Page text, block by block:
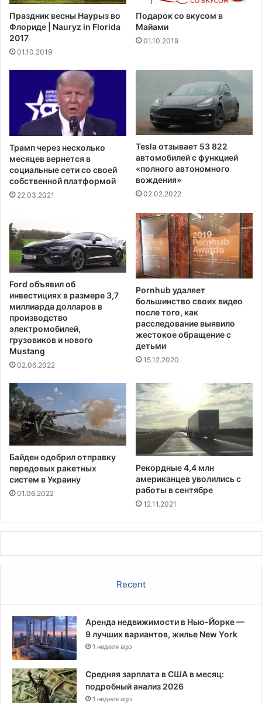
п
о
с
л
е
к
р
а
н
о
в
а
и
е
Л
е
й
к
р
с
"
с
т
а
н
о
в
и
с
я
и
м
и
р
а
з
с
я
к
п
о
т
л
н
ы
м
о
т
е
с
а
д
о
и
п
о
л
е
д
н
я
ы
в
Праздник весны Наурыз во
Флориде | Nauryz in Florida
2017
01.10.2019
Подарок со вкусом в
Майами
01.10.2019
Трамп через несколько
месяцев вернется в
социальные сети со своей
собственной платформой
22.03.2021
Tesla отзывает 53 822
автомобилей с функцией
«полного автономного
вождения»
02.02.2022
Ford объявил об
инвестициях в размере 3,7
миллиарда долларов в
производство
электромобилей,
грузовиков и нового
Mustang
02.06.2022
Pornhub удаляет
большинство своих видео
после того, как
расследование выявило
жестокое обращение с
детьми
15.12.2020
Байден одобрил отправку
передовых ракетных
систем в Украину
01.06.2022
Рекордные 4,4 млн
американцев уволились с
работы в сентябре
12.11.2021
Recent
Аренда недвижимости в Нью-Йорке —
9 лучших вариантов, жилье New York
1 неделя ago
Средняя зарплата в США в месяц:
подробный анализ 2026
1 неделя ago